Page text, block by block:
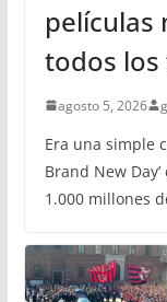
películas
todos
agosto 5, 2026
Era una simple
Brand New
1.000 millones